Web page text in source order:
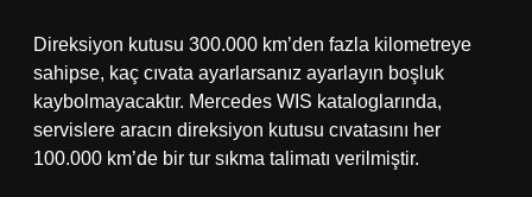
Direksiyon kutusu 300.000 km’den fazla kilometreye
sahipse, kaç cıvata ayarlarsanız ayarlayın boşluk
kaybolmayacaktır. Mercedes WIS kataloglarında,
servislere aracın direksiyon kutusu cıvatasını her
100.000 km’de bir tur sıkma talimatı verilmiştir.